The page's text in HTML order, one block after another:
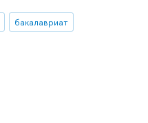
бакалавриат